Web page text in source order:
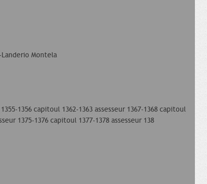
Montela
1356 capitoul 1362-1363 assesseur 1367-1368 capitoul
1375-1376 capitoul 1377-1378 assesseur 138